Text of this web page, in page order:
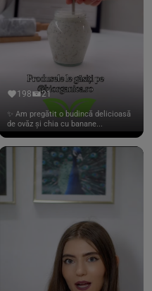
198 21
✨ Am pregătit o budincă delicioasă
de ovăz și chia cu banane...